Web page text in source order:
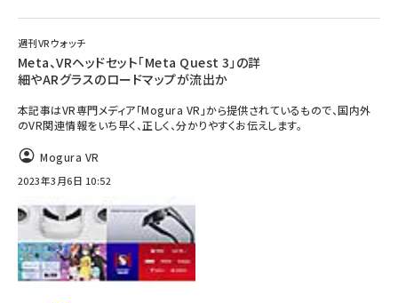
週刊VRウォッチ
Meta、VRヘッドセット「Meta Quest 3」の詳
細やARグラスのロードマップが流出か
本記事はVR専門メディア「Mogura VR」から提供されているもので、国内外
のVR関連情報をいち早く、正しく、分かりやすくお伝えします。
Mogura VR
2023年3月6日 10:52